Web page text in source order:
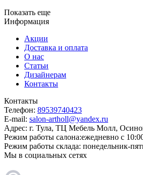
Показать еще
Информация
Акции
Доставка и оплата
О нас
Статьи
Дизайнерам
Контакты
Контакты
Телефон: 89539740423
E-mail: salon-artholl@yandex.ru
Адрес: г. Тула, ТЦ Мебель Молл,
Режим работы салона:ежедневно с
Режим работы склада: понедельник-
Мы в социальных сетях